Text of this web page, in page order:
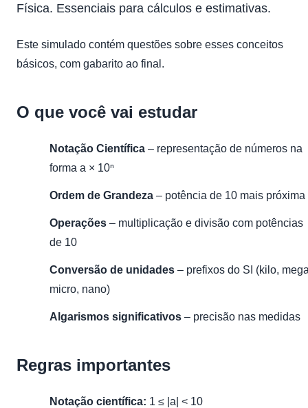
Física. Essenciais para cálculos e estimativas.
Este simulado contém questões sobre esses conceitos
básicos, com gabarito ao final.
O que você vai estudar
Notação Científica – representação de números na
forma a × 10ⁿ
Ordem de Grandeza – potência de 10 mais próxima
Operações – multiplicação e divisão com potências
de 10
Conversão de unidades – prefixos do SI (kilo,
micro, nano)
Algarismos significativos – precisão nas medidas
Regras importantes
Notação científica: 1 ≤ |a| < 10